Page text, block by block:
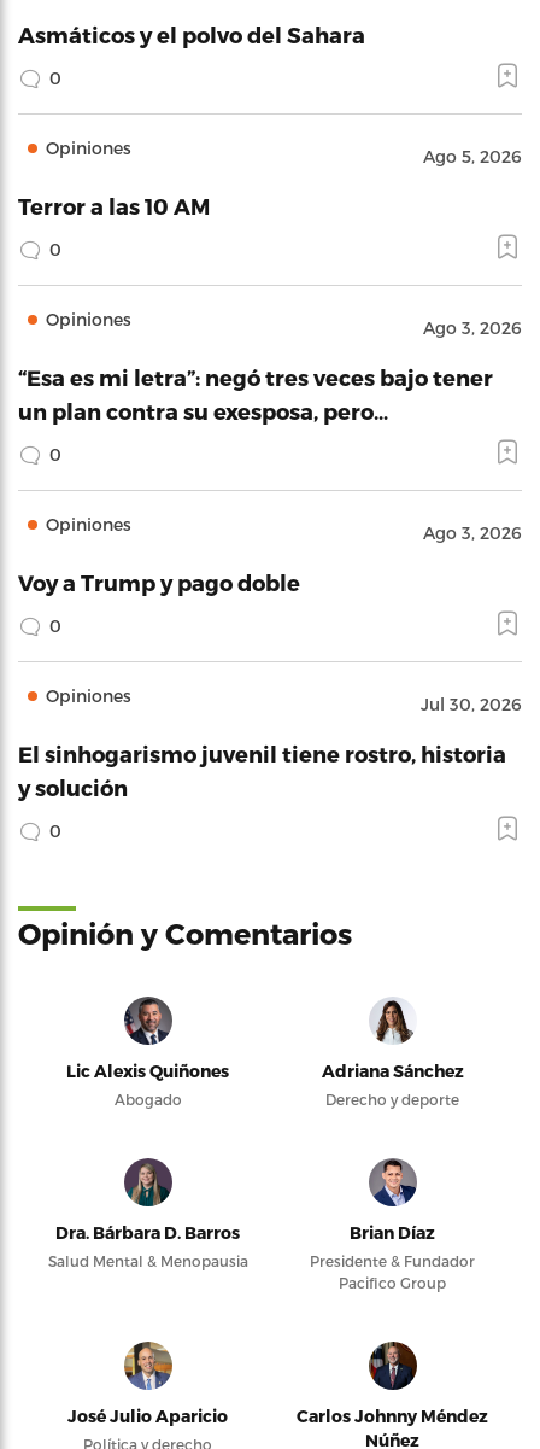
Asmáticos y el polvo del Sahara
0
Opiniones Ago 5, 2026
Terror a las 10 AM
0
Opiniones Ago 3, 2026
“Esa es mi letra”: negó tres veces bajo tener
un plan contra su exesposa, pero…
0
Opiniones Ago 3, 2026
Voy a Trump y pago doble
0
Opiniones Jul 30, 2026
El sinhogarismo juvenil tiene rostro, historia
y solución
0
Opinión y Comentarios
Lic Alexis Quiñones
Abogado
Adriana Sánchez
Derecho y deporte
Dra. Bárbara D. Barros
Salud Mental & Menopausia
Brian Díaz
Presidente & Fundador
Pacifico Group
José Julio Aparicio
Política y derecho
Carlos Johnny Méndez
Núñez